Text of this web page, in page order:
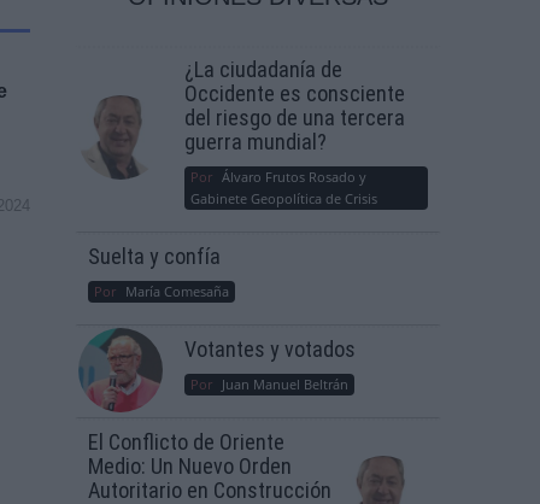
¿La ciudadanía de
Occidente es consciente
del riesgo de una tercera
guerra mundial?
Por Álvaro Frutos Rosado y
Gabinete Geopolítica de Crisis
Suelta y confía
Por María Comesaña
Votantes y votados
Por Juan Manuel Beltrán
El Conflicto de Oriente
Medio: Un Nuevo Orden
Autoritario en Construcción